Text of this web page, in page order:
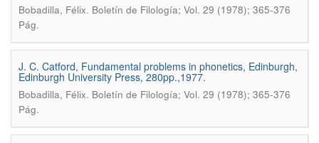
Bobadilla, Félix. Boletín de Filología; Vol. 29 (1978); 365-376
Pág.
J. C. Catford, Fundamental problems in phonetics, Edinburgh,
Edinburgh University Press, 280pp.,1977.
Bobadilla, Félix. Boletín de Filología; Vol. 29 (1978); 365-376
Pág.